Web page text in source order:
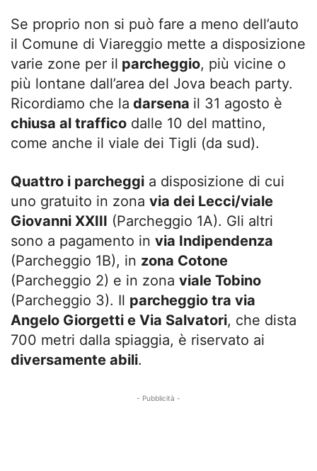
Se proprio non si può fare a meno dell’auto
il Comune di Viareggio mette a disposizione
varie zone per il parcheggio, più vicine o
più lontane dall’area del Jova beach party.
Ricordiamo che la darsena il 31 agosto è
chiusa al traffico dalle 10 del mattino,
come anche il viale dei Tigli (da sud).
Quattro i parcheggi a disposizione di cui
uno gratuito in zona via dei Lecci/viale
Giovanni XXIII (Parcheggio 1A). Gli altri
sono a pagamento in via Indipendenza
(Parcheggio 1B), in zona Cotone
(Parcheggio 2) e in zona viale Tobino
(Parcheggio 3). Il parcheggio tra via
Angelo Giorgetti e Via Salvatori, che dista
700 metri dalla spiaggia, è riservato ai
diversamente abili.
- Pubblicità -